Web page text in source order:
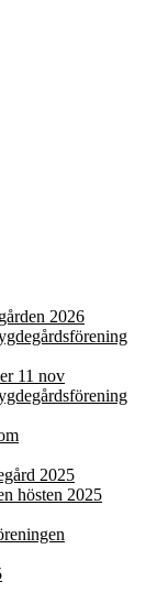
2026
11 nov
2025
hösten 2025